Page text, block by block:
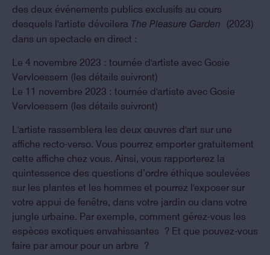
des deux événements publics exclusifs au cours
desquels l'artiste dévoilera The Pleasure Garden (2023)
dans un spectacle en direct :
Le 4 novembre 2023 : tournée d'artiste avec Gosie
Vervloessem (les détails suivront)
Le 11 novembre 2023 : tournée d'artiste avec Gosie
Vervloessem (les détails suivront)
L'artiste rassemblera les deux œuvres d'art sur une
affiche recto-verso. Vous pourrez emporter gratuitement
cette affiche chez vous. Ainsi, vous rapporterez la
quintessence des questions d’ordre éthique soulevées
sur les plantes et les hommes et pourrez l'exposer sur
votre appui de fenêtre, dans votre jardin ou dans votre
jungle urbaine. Par exemple, comment gérez-vous les
espèces exotiques envahissantes ? Et que pouvez-vous
faire par amour pour un arbre ?